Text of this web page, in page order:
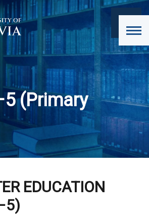
(Primary
EDUCATION